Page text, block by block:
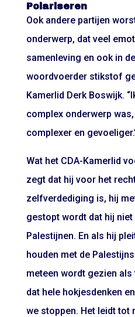
Polariseren
Ook andere partijen
onderwerp, dat veel
samenleving en ook in
woordvoerder stikstof
Kamerlid Derk Boswijk.
complex onderwerp
complexer en
Wat het CDA-Kamerlid
zegt dat hij voor het
zelfverdediging is, hij
gestopt wordt dat hij
Palestijnen. En als hij
houden met de
meteen wordt gezien als
dat hele hokjesdenken
we stoppen. Het leidt tot